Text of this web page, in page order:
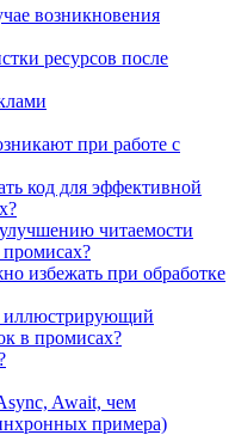
возникновения
ресурсов после
при работе с
код для эффективной
читаемости
избежать при обработке
иллюстрирующий
в промисах?
Await, чем
примера)